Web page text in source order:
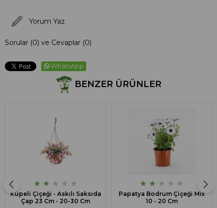
Yorum Yaz
Sorular (0) ve Cevaplar (0)
WhatsApp
BENZER ÜRÜNLER
★ ★ ★ ★ ★
Küpeli Çiçeği - Askılı Saksıda
Çap 23 Cm - 20-30 Cm
★ ★ ★ ★ ★
Papatya Bodrum Çiçeği Mix
10 - 20 Cm